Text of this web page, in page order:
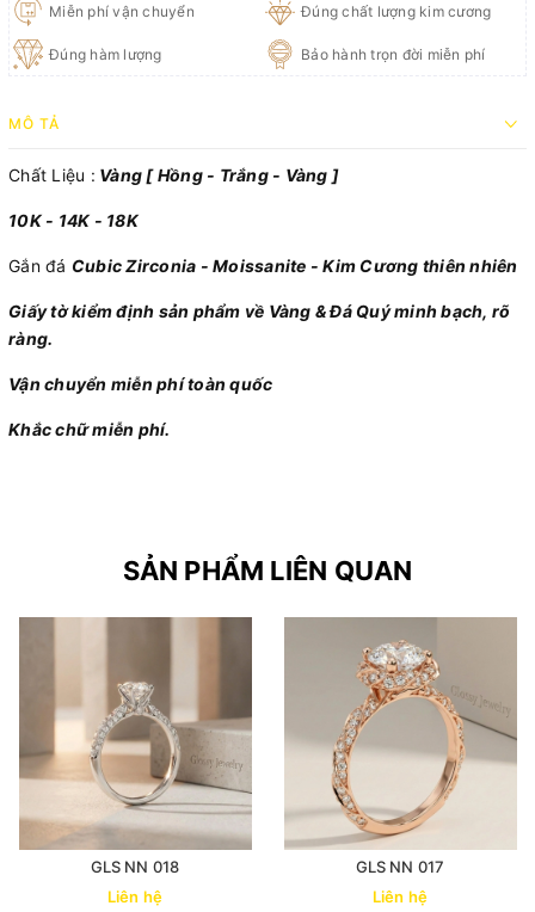
Miễn phí vận chuyển Đúng chất lượng kim cương
Đúng hàm lượng Bảo hành trọn đời miễn phí
MÔ TẢ
Chất Liệu : Vàng [ Hồng - Trắng - Vàng ]
10K - 14K - 18K
Gắn đá Cubic Zirconia - Moissanite - Kim Cương thiên nhiên
Giấy tờ kiểm định sản phẩm về Vàng & Đá Quý minh bạch, rõ
ràng.
Vận chuyển miễn phí toàn quốc
Khắc chữ miễn phí.
SẢN PHẨM LIÊN QUAN
GLS NN 018
Liên hệ
GLS NN 017
Liên hệ